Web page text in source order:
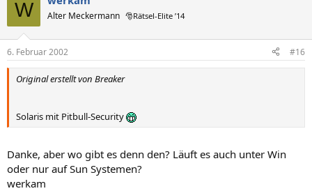
W Alter Meckermann 🎅Rätsel-Elite ’14
6. Februar 2002 #16
Original erstellt von Breaker
Solaris mit Pitbull-Security
Danke, aber wo gibt es denn den? Läuft es auch unter Win
oder nur auf Sun Systemen?
werkam